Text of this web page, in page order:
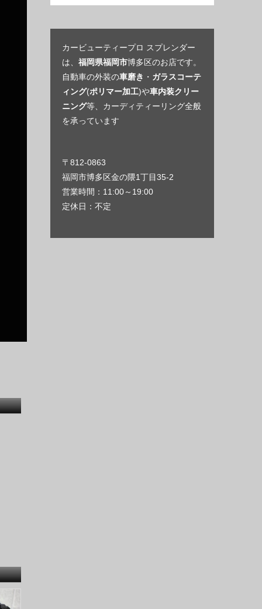
カービューティープロ スプレンダー
は、 福岡県福岡市博多区のお店です。
自動車の外装の車磨き ・ ガラスコーテ
ィング(ポリマー加工)や車内装クリー
ニング等、カーディティーリング全般
を承っています
〒812-0863
福岡市博多区金の隈1丁目35-2
営業時間：11:00～19:00
定休日：不定